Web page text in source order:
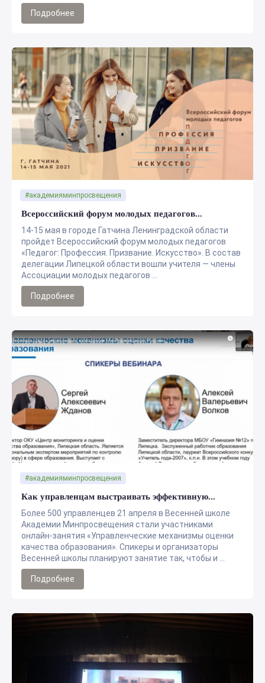
Подробнее
Всероссийский форум молодых педагогов...
14-15 мая в городе Гатчина Ленинградской области
пройдет Всероссийский форум молодых педагогов
«Педагог: Профессия. Призвание. Искусство». В состав
делегации Липецкой области вошли учителя — члены
Ассоциации молодых педагогов ...
#академияминпросвещения
Подробнее
Как управленцам выстраивать эффективную...
Более 500 управленцев 21 апреля в Весенней школе
Академии Минпросвещения стали участниками
онлайн-занятия «Управленческие механизмы оценки
качества образования». Спикеры и организаторы
Весенней школы планируют занятие так, чтобы и ...
#академияминпросвещения
Подробнее